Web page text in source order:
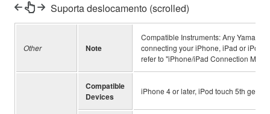
Suporta deslocamento (scrolled)
Other Note
Compatible Instruments: Any Yamaha
connecting your iPhone, iPad or iPod
refer to "iPhone/iPad Connection
Compatible
Devices
iPhone 4 or later, iPod touch 5th